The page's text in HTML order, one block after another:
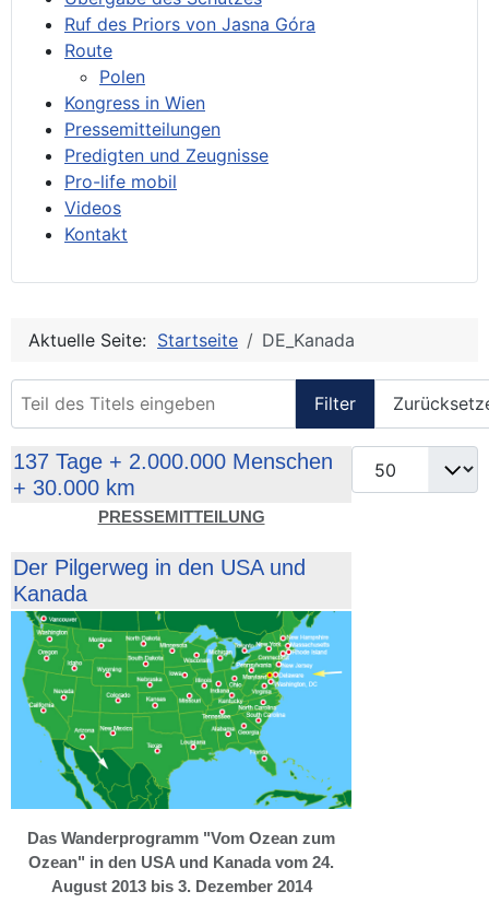
Ruf des Priors von Jasna Góra
Route
Polen
Kongress in Wien
Pressemitteilungen
Predigten und Zeugnisse
Pro-life mobil
Videos
Kontakt
Aktuelle Seite: Startseite DE_Kanada
Filter
Anzeige #
137 Tage + 2.000.000 Menschen
+ 30.000 km
PRESSEMITTEILUNG
Der Pilgerweg in den USA und
Kanada
Das Wanderprogramm "Vom Ozean zum
Ozean" in den USA und Kanada vom 24.
August 2013 bis 3. Dezember 2014